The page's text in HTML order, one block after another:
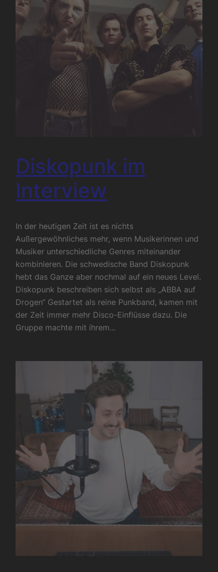
Diskopunk im
Interview
In der heutigen Zeit ist es nichts
Außergewöhnliches mehr, wenn Musikerinnen und
Musiker unterschiedliche Genres miteinander
kombinieren. Die schwedische Band Diskopunk
hebt das Ganze aber nochmal auf ein neues Level.
Diskopunk beschreiben sich selbst als „ABBA auf
Drogen“ Gestartet als reine Punkband, kamen mit
der Zeit immer mehr Disco-Einflüsse dazu. Die
Gruppe machte mit ihrem…